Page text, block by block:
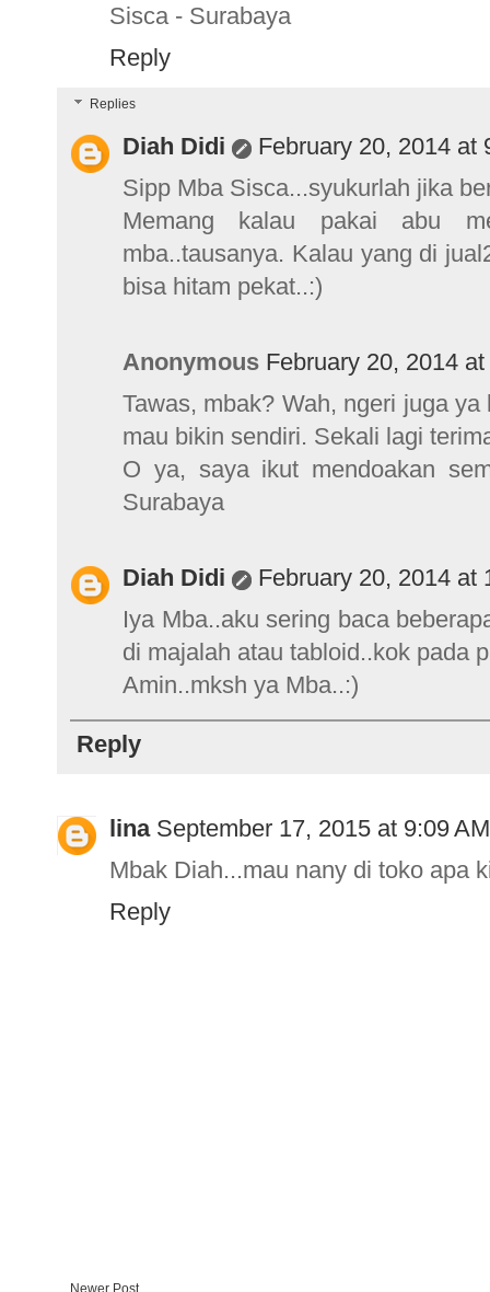
Sisca - Surabaya
Reply
Replies
Diah Didi
February 20, 2014 at
Sipp Mba Sisca...syukurlah jika
Memang kalau pakai abu
mba..tausanya. Kalau yang di
bisa hitam pekat..:)
Anonymous February 20, 2014
Tawas, mbak? Wah, ngeri juga
mau bikin sendiri. Sekali lagi
O ya, saya ikut mendoakan
Surabaya
Diah Didi
February 20, 2014 at
Iya Mba..aku sering baca
di majalah atau tabloid..kok pada
Amin..mksh ya Mba..:)
Reply
lina September 17, 2015 at 9:09 AM
Mbak Diah...mau nany di toko apa
Reply
Newer Post